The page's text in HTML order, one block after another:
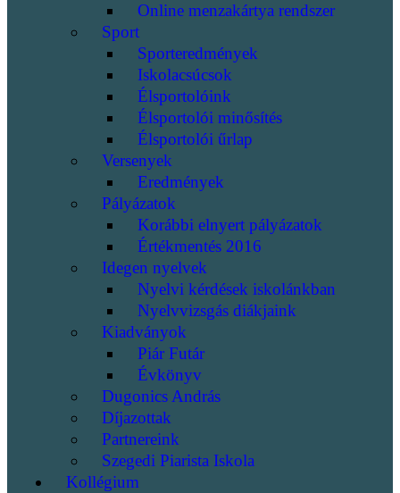
Online menzakártya rendszer
Sport
Sporteredmények
Iskolacsúcsok
Élsportolóink
Élsportolói minősítés
Élsportolói űrlap
Versenyek
Eredmények
Pályázatok
Korábbi elnyert pályázatok
Értékmentés 2016
Idegen nyelvek
Nyelvi kérdések iskolánkban
Nyelvvizsgás diákjaink
Kiadványok
Piár Futár
Évkönyv
Dugonics András
Díjazottak
Partnereink
Szegedi Piarista Iskola
Kollégium